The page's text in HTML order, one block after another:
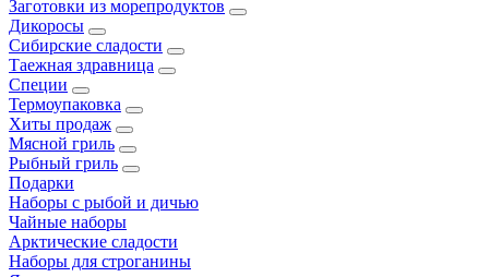
Заготовки из морепродуктов
Дикоросы
Сибирские сладости
Таежная здравница
Специи
Термоупаковка
Хиты продаж
Мясной гриль
Рыбный гриль
Подарки
Наборы с рыбой и дичью
Чайные наборы
Арктические сладости
Наборы для строганины